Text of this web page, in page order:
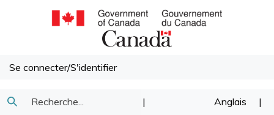
Se connecter/S'identifier
Recherche
Soumettre
| Anglais |